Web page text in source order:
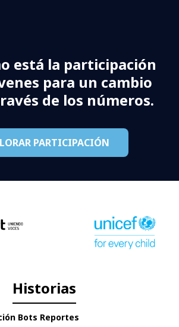
está la participación
para un cambio
de los números.
PARTICIPACIÓN
Historias
Bots Reportes